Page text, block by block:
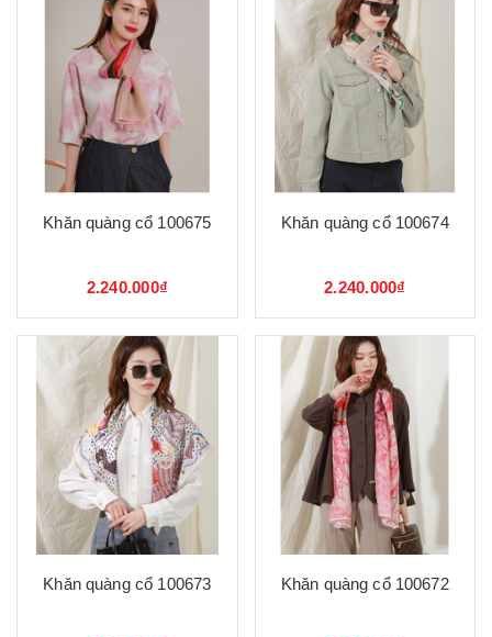
Khăn quàng cổ 100675
2.240.000₫
Khăn quàng cổ 100674
2.240.000₫
Khăn quàng cổ 100673 Khăn quàng cổ 100672